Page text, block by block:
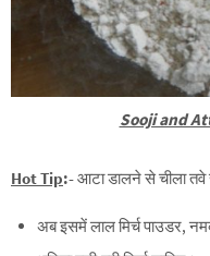
Sooji and
Hot Tip:-आटा डालने से चीला तवे
अब इसमें लाल मिर्च पाउडर,